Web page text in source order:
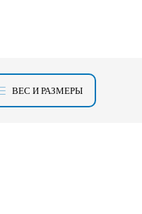
ВЕС И РАЗМЕРЫ